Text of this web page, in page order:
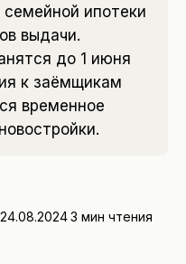
ипотеки
выдачи.
до 1 июня
к заёмщикам
временное
24.08.20243 мин чтения